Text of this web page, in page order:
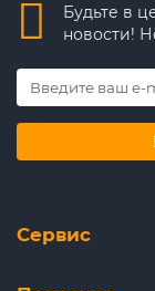
Будьте в
новости!
Сервис